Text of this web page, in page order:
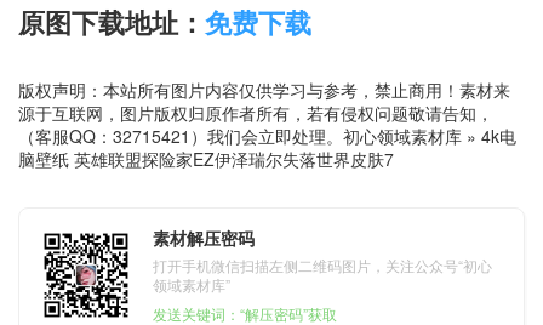
原图下载地址： 免费下载
版权声明：本站所有图片内容仅供学习与参考，禁止商用！素材来
源于互联网，图片版权归原作者所有，若有侵权问题敬请告知，
（客服QQ：32715421）我们会立即处理。 初心领域素材库 » 4k电
脑壁纸 英雄联盟探险家EZ伊泽瑞尔失落世界皮肤7
素材解压密码
打开手机微信扫描左侧二维码图片，关注公众号“初心
领域素材库”
发送关键词：“解压密码”获取